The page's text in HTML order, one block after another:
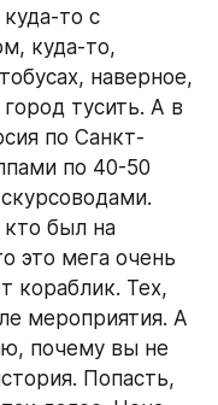
то с
куда-то,
наверное,
тусить. А в
по Санкт-
по 40-50
кто был на
это мега очень
кораблик. Тех,
мероприятия. А
почему вы не
Попасть,